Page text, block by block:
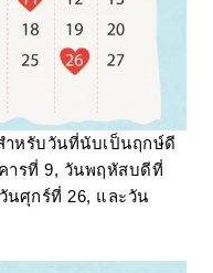
ำหรับวันที่นับเป็นฤกษ์ดี
ารที่ 9, วันพฤหัสบดีที่
นศุกร์ที่ 26, และวัน